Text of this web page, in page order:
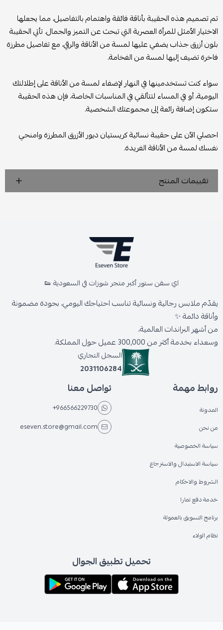
تم تصميم هذه الحقيبة بأناقة فائقة واهتمام بالتفاصيل، مما يجعلها
الاختيار الأمثل للمرأة العصرية التي تبحث عن التميز والجمال. تأتي الحقيبة
بلون أزرق جذاب يضفي عليها لمسة من الأناقة والرقي، مع تفاصيل مطرزة
فاخرة تضيف إليها لمسة من الفخامة.
سواء كنت تستخدمينها في النهار لإضفاء لمسة من الأناقة على إطلالتك
اليومية، أو في المساء لتتألقي في المناسبات الخاصة، فإن هذه الحقيبة
ستكون إضافة رائعة إلى مجموعتك الشخصية.
احصلي الآن على حقيبة نسائية كريستيان ديور الأزرق المطرزة وامنحي
نفسك لمسة من الأناقة الفريدة.
تقييمات المنتج
اي سفن ستور أكبر متجر شوزات في السعودية 👟
يقدّم ملابس رجالية ونسائية تناسب احتياجك اليومي، بجودة مضمونة
وأناقة دائمة ✨
من أشهر البراندات العالمية،
وسعداء بخدمة أكثر من 300,000 عميل حول المملكة.
السجل التجاري
2031106284
روابط مهمة
المدونة
من نحن
سياسة الخصوصية
سياسة الاستبدال والاسترجاع
الشروط والاحكام
خدمة دفع تمارا
برنامج التسويق بالعمولة
نظام الولاء
تواصل معنا
+966566229730
eseven.store@gmail.com
تحميل تطبيق الجوال